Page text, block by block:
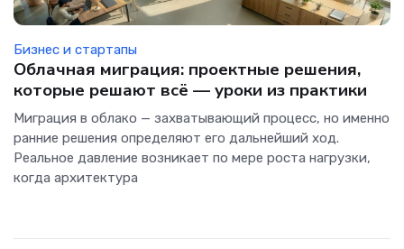
Бизнес и стартапы
Облачная миграция: проектные решения,
которые решают всё — уроки из практики
Миграция в облако — захватывающий процесс, но именно
ранние решения определяют его дальнейший ход.
Реальное давление возникает по мере роста нагрузки,
когда архитектура